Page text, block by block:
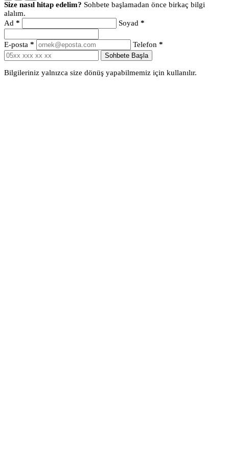
Size nasıl hitap edelim? Sohbete başlamadan önce birkaç bilgi
alalım.
Ad * Soyad *
E-posta * Telefon *
Sohbete Başla
Bilgileriniz yalnızca size dönüş yapabilmemiz için kullanılır.